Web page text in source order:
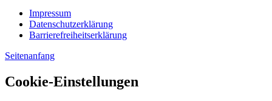
Impressum
Datenschutzerklärung
Barrierefreiheitserklärung
Seitenanfang
Cookie-Einstellungen